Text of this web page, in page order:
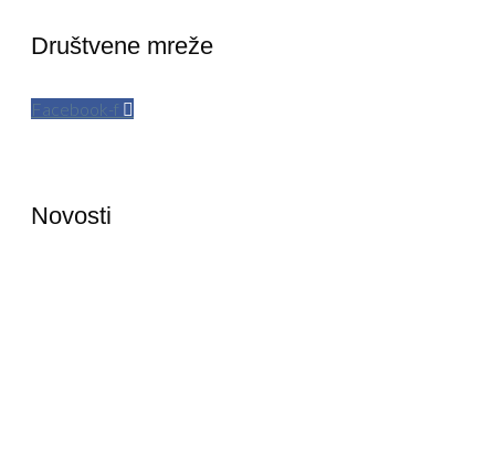
Društvene mreže
Facebook-f
Novosti